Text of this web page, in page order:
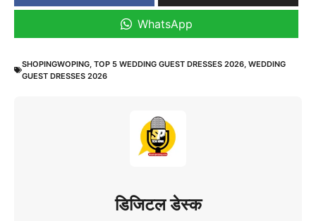
WhatsApp
SHOPINGWOPING, TOP 5 WEDDING GUEST DRESSES 2026, WEDDING
GUEST DRESSES 2026
डिजिटल डेस्क